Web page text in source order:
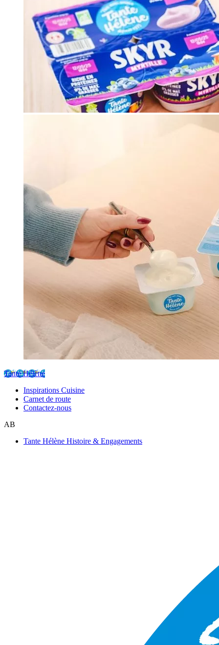
Tante Hélène
Inspirations Cuisine
Carnet de route
Contactez-nous
AB
Tante Hélène Histoire & Engagements